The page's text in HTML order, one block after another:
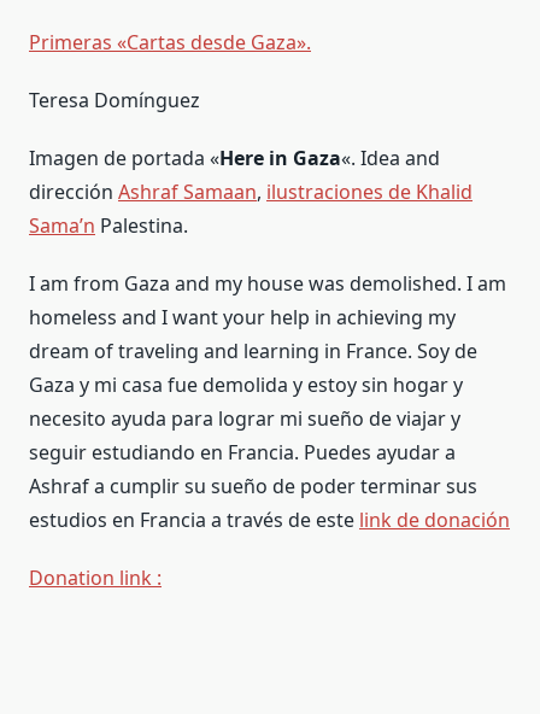
Primeras «Cartas desde Gaza».
Teresa Domínguez
Imagen de portada «Here in Gaza«. Idea and
dirección Ashraf Samaan, ilustraciones de Khalid
Sama’n Palestina.
I am from Gaza and my house was demolished. I am
homeless and I want your help in achieving my
dream of traveling and learning in France. Soy de
Gaza y mi casa fue demolida y estoy sin hogar y
necesito ayuda para lograr mi sueño de viajar y
seguir estudiando en Francia. Puedes ayudar a
Ashraf a cumplir su sueño de poder terminar sus
estudios en Francia a través de este link de donación
Donation link :